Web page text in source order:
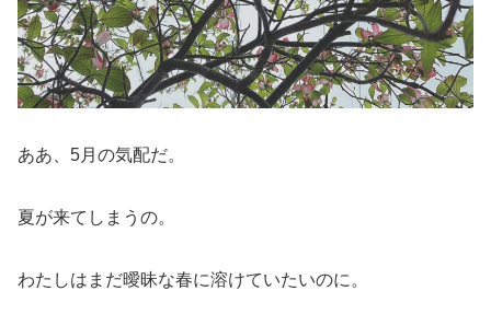
ああ、5月の気配だ。
夏が来てしまうの。
わたしはまだ曖昧な春に溶けていたいのに。